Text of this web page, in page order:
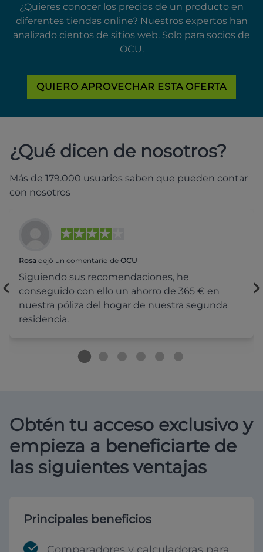
¿Quieres conocer los precios de un producto en
diferentes tiendas online? Nuestros expertos han
analizado cientos de sitios web. Solo para socios de
OCU.
QUIERO APROVECHAR ESTA OFERTA
¿Qué dicen de nosotros?
Más de 179.000 usuarios saben que pueden contar
con nosotros
Rosa dejó un comentario de OCU
Siguiendo sus recomendaciones, he
conseguido con ello un ahorro de 365 € en
nuestra póliza del hogar de nuestra segunda
residencia.
Obtén tu acceso exclusivo y
empieza a beneficiarte de
las siguientes ventajas
Principales beneficios
Comparadores y calculadoras para